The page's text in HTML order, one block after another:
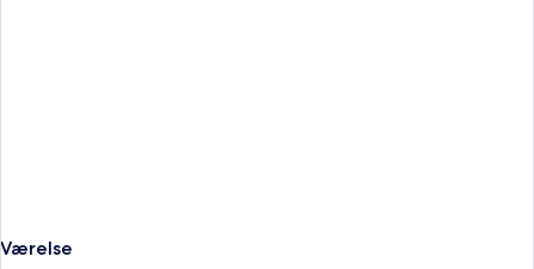
Værelse